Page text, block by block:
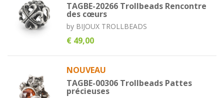
TAGBE-20266 Trollbeads Rencontre
des cœurs
by BIJOUX TROLLBEADS
€ 49,00
NOUVEAU
TAGBE-00306 Trollbeads Pattes
précieuses